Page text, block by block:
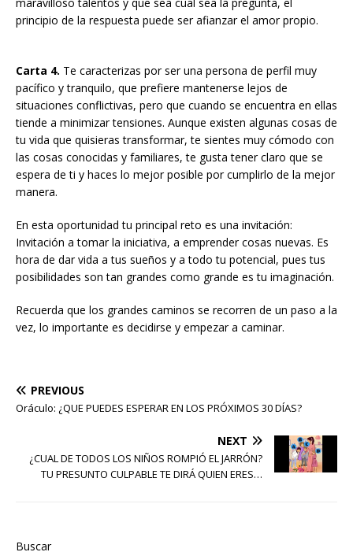
principio de la respuesta puede ser afianzar el amor propio.
Carta 4. Te caracterizas por ser una persona de perfil muy
pacífico y tranquilo, que prefiere mantenerse lejos de
situaciones conflictivas, pero que cuando se encuentra en ellas
tiende a minimizar tensiones. Aunque existen algunas cosas de
tu vida que quisieras transformar, te sientes muy cómodo con
las cosas conocidas y familiares, te gusta tener claro que se
espera de ti y haces lo mejor posible por cumplirlo de la mejor
manera.
En esta oportunidad tu principal reto es una invitación:
Invitación a tomar la iniciativa, a emprender cosas nuevas. Es
hora de dar vida a tus sueños y a todo tu potencial, pues tus
posibilidades son tan grandes como grande es tu imaginación.
Recuerda que los grandes caminos se recorren de un paso a la
vez, lo importante es decidirse y empezar a caminar.
PREVIOUS
Oráculo: ¿QUE PUEDES ESPERAR EN LOS PRÓXIMOS 30 DÍAS?
NEXT
¿CUAL DE TODOS LOS NIÑOS ROMPIÓ EL JARRÓN?
TU PRESUNTO CULPABLE TE DIRÁ QUIEN ERES…
Buscar